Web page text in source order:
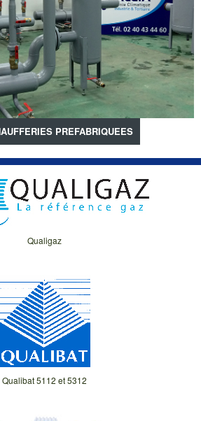
PREFABRIQUEES
Qualigaz
Qualibat 5112 et 5312